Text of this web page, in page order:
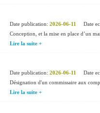
Date publication: 2026-06-11 Date
Conception, et la mise en place d’un
Lire la suite +
Date publication: 2026-06-11 Date
Désignation d'un commissaire aux
Lire la suite +